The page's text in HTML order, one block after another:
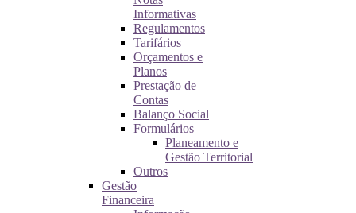
Informativas
Regulamentos
Tarifários
Orçamentos e
Planos
Prestação de
Contas
Balanço Social
Formulários
Planeamento e
Gestão Territorial
Outros
Gestão
Financeira